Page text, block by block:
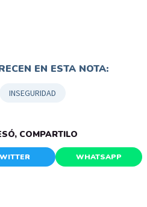
EN ESTA NOTA:
INSEGURIDAD
COMPARTILO
WHATSAPP